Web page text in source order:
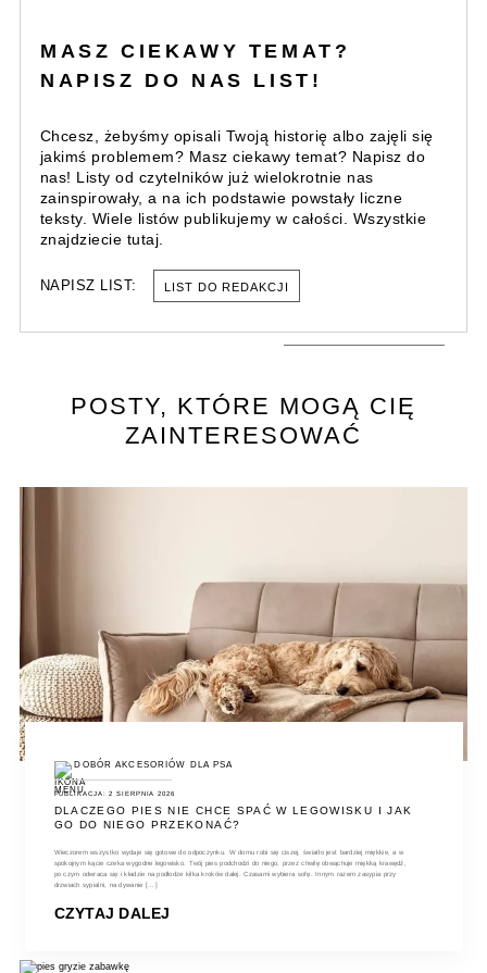
MASZ CIEKAWY TEMAT?
NAPISZ DO NAS LIST!
Chcesz, żebyśmy opisali Twoją historię albo zajęli się
jakimś problemem? Masz ciekawy temat? Napisz do
nas! Listy od czytelników już wielokrotnie nas
zainspirowały, a na ich podstawie powstały liczne
teksty. Wiele listów publikujemy w całości. Wszystkie
znajdziecie tutaj.
NAPISZ LIST: LIST DO REDAKCJI
POSTY, KTÓRE MOGĄ CIĘ
ZAINTERESOWAĆ
DOBÓR AKCESORIÓW DLA PSA
PUBLIKACJA: 2 SIERPNIA 2026
DLACZEGO PIES NIE CHCE SPAĆ W LEGOWISKU I JAK
GO DO NIEGO PRZEKONAĆ?
Wieczorem wszystko wydaje się gotowe do odpoczynku. W domu robi się ciszej, światło jest bardziej miękkie, a w
spokojnym kącie czeka wygodne legowisko. Twój pies podchodzi do niego, przez chwilę obwąchuje miękką krawędź,
po czym odwraca się i kładzie na podłodze kilka kroków dalej. Czasami wybiera sofę. Innym razem zasypia przy
drzwiach sypialni, na dywanie [...]
CZYTAJ DALEJ